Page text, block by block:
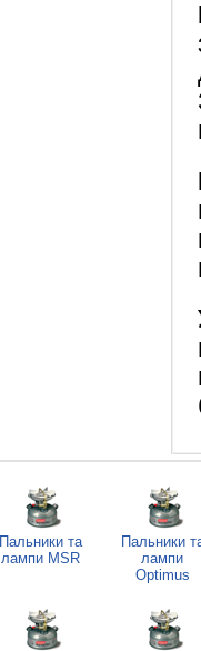
Пальники та
лампи MSR
Пальники
лампи
Optimus